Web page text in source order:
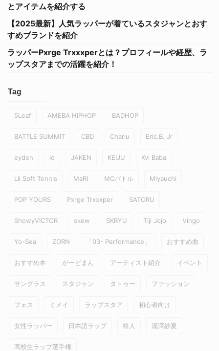
とアイテムを紹介する
【2025最新】人気ラッパーが着ているスタジャンとおす
すめブランドを紹介
ラッパーPxrge Trxxxperとは？プロフィールや経歴、ラ
ップスタアまでの活躍を紹介！
Tag
5Leaf AMEBA HIPHOP BADHOP
BATTLE SUMMIT CBD Charlu Eric.B. Jr
eyden io JAKEN KEIJU Kvi Baba
Lil Soft Tennis MaRI MCバトル Miyauchi
POP YOURS Pxrge Trxxxper SATORU
ShowyVICTOR skew SKRYU Tiji Jojo Vingo
Yo-Sea ZORN 「03- Performance」 おすすめ曲
おすすめ本 がーどまん アーティスト紹介 イベント
サングラス スタジャン タトゥー ファッション
フェス ミメイ ラップスタア 初心者向け
女性ラッパー 日本語ラップ 柊人 瀧澤紗夏
高校生ラップ選手権